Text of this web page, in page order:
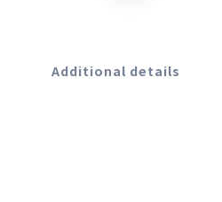
Additional details